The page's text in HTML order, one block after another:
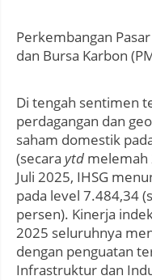
Perkembangan
dan Bursa Karbon
Di tengah sentimen
perdagangan dan
saham domestik
(secara ytd melemah
Juli 2025, IHSG
pada level 7.484,34
persen). Kinerja
2025 seluruhnya
dengan penguatan
Infrastruktur dan